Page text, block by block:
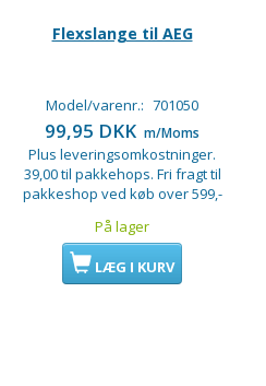
Flexslange til AEG
Model/varenr.: 701050
99,95 DKK m/Moms
Plus leveringsomkostninger.
39,00 til pakkehops. Fri fragt til
pakkeshop ved køb over 599,-
På lager
LÆG I KURV